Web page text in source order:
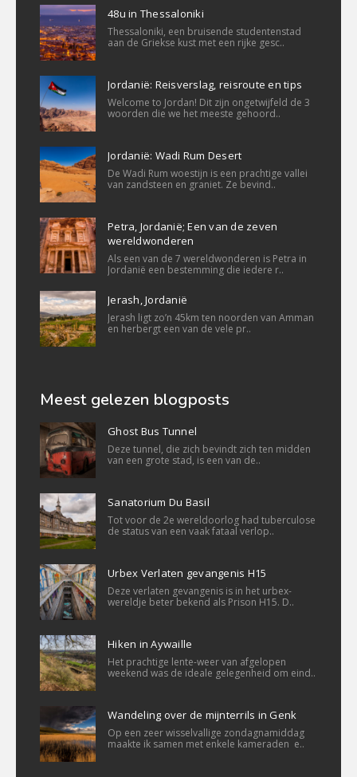
48u in Thessaloniki
Thessaloniki, een bruisende studentenstad
aan de Griekse kust met een rijke gesc..
Jordanië: Reisverslag, reisroute en tips
Welcome to Jordan! Dit zijn ongetwijfeld de 3
woorden die we het meeste gehoord..
Jordanië: Wadi Rum Desert
De Wadi Rum woestijn is een prachtige vallei
van zandsteen en graniet. Ze bevind..
Petra, Jordanië; Een van de zeven
wereldwonderen
Als een van de 7 wereldwonderen is Petra in
Jordanië een bestemming die iedere r..
Jerash, Jordanië
Jerash ligt zo’n 45km ten noorden van Amman
en herbergt een van de vele pr..
Meest gelezen blogposts
Ghost Bus Tunnel
Deze tunnel, die zich bevindt zich ten midden
van een grote stad, is een van de..
Sanatorium Du Basil
Tot voor de 2e wereldoorlog had tuberculose
de status van een vaak fataal verlop..
Urbex Verlaten gevangenis H15
Deze verlaten gevangenis is in het urbex-
wereldje beter bekend als Prison H15. D..
Hiken in Aywaille
Het prachtige lente-weer van afgelopen
weekend was de ideale gelegenheid om eind..
Wandeling over de mijnterrils in Genk
Op een zeer wisselvallige zondagnamiddag
maakte ik samen met enkele kameraden e..